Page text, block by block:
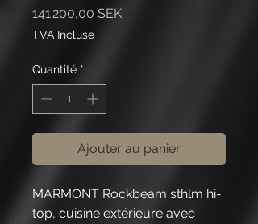
141 200,00 SEKPrix
TVA Incluse
Quantité *
Ajouter au panier
MARMONT Rockbeam sthlm hi-
top, cuisine extérieure avec